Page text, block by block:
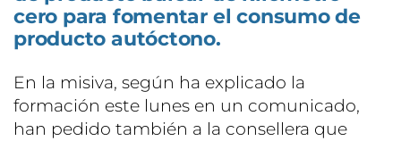
cero para fomentar el consumo de
producto autóctono.
En la misiva, según ha explicado la
formación este lunes en un comunicado,
han pedido también a la consellera que